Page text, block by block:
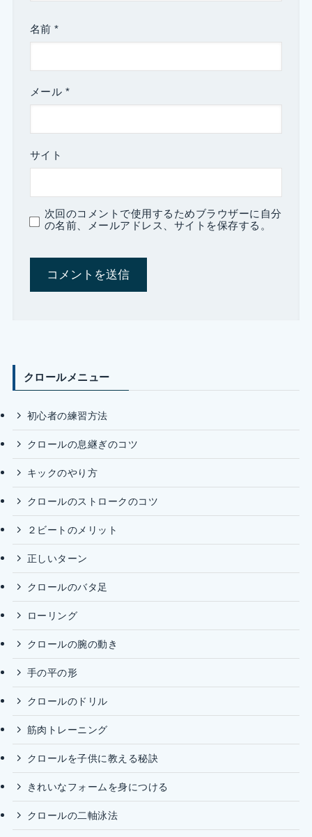
名前*
メール *
サイト
次回のコメントで使用するためブラウザーに自分
の名前、メールアドレス、サイトを保存する。
クロールメニュー
初心者の練習方法
クロールの息継ぎのコツ
キックのやり方
クロールのストロークのコツ
２ビートのメリット
正しいターン
クロールのバタ足
ローリング
クロールの腕の動き
手の平の形
クロールのドリル
筋肉トレーニング
クロールを子供に教える秘訣
きれいなフォームを身につける
クロールの二軸泳法